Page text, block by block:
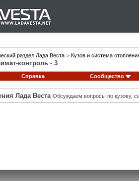
раздел Лада Веста > Кузов и система
контроль - 3
Справка Сообщество
Лада Веста Обсуждаем вопросы по кузову,